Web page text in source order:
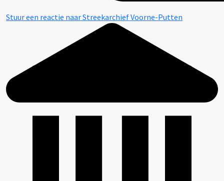
Stuur een reactie naar Streekarchief Voorne-Putten